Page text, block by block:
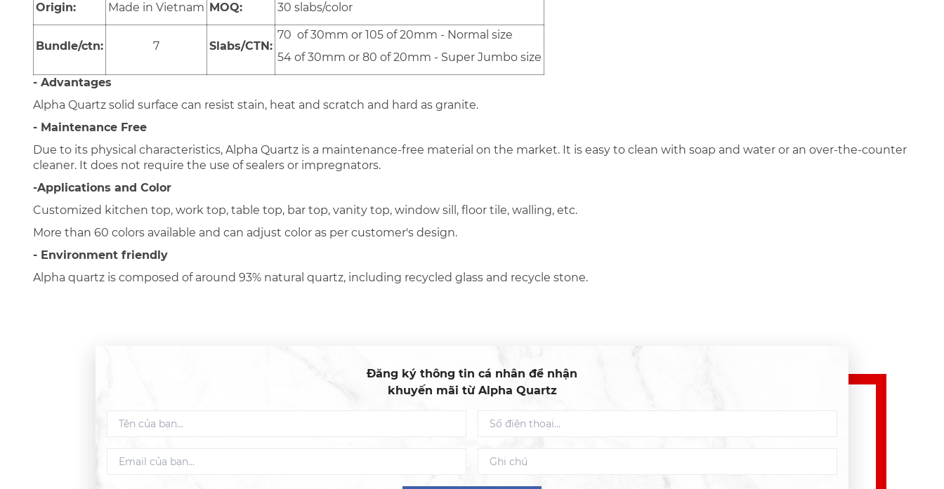
Origin: Made in Vietnam MOQ: 30 slabs/color
Bundle/ctn: 7 Slabs/CTN:
70 of 30mm or 105 of 20mm - Normal size
54 of 30mm or 80 of 20mm - Super Jumbo size
- Advantages
Alpha Quartz solid surface can resist stain, heat and scratch and hard as granite.
- Maintenance Free
Due to its physical characteristics, Alpha Quartz is a maintenance-free material on the market. It is easy to clean with soap and water or an over-the-counter
cleaner. It does not require the use of sealers or impregnators.
-Applications and Color
Customized kitchen top, work top, table top, bar top, vanity top, window sill, floor tile, walling, etc.
More than 60 colors available and can adjust color as per customer's design.
- Environment friendly
Alpha quartz is composed of around 93% natural quartz, including recycled glass and recycle stone.
Đăng ký thông tin cá nhân để nhận
khuyến mãi từ Alpha Quartz